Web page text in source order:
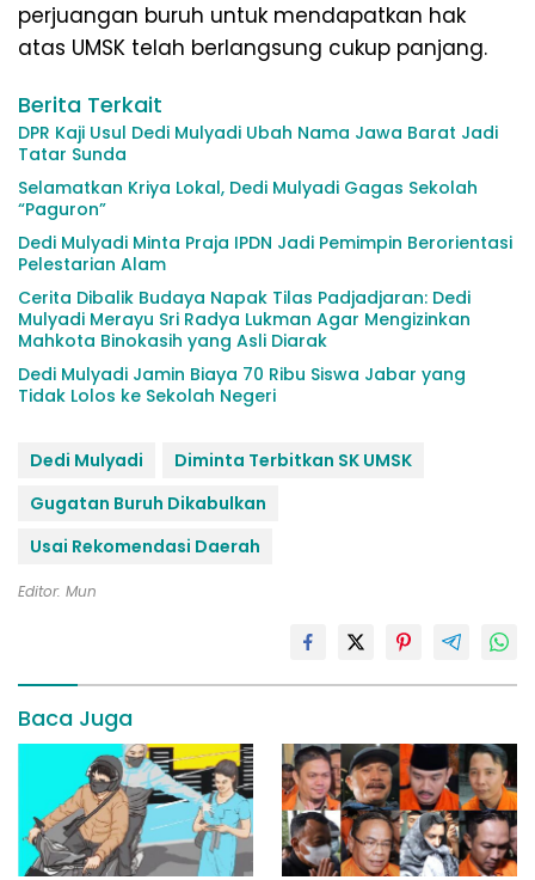
perjuangan buruh untuk mendapatkan hak
atas UMSK telah berlangsung cukup panjang.
Berita Terkait
DPR Kaji Usul Dedi Mulyadi Ubah Nama Jawa Barat Jadi
Tatar Sunda
Selamatkan Kriya Lokal, Dedi Mulyadi Gagas Sekolah
“Paguron”
Dedi Mulyadi Minta Praja IPDN Jadi Pemimpin Berorientasi
Pelestarian Alam
Cerita Dibalik Budaya Napak Tilas Padjadjaran: Dedi
Mulyadi Merayu Sri Radya Lukman Agar Mengizinkan
Mahkota Binokasih yang Asli Diarak
Dedi Mulyadi Jamin Biaya 70 Ribu Siswa Jabar yang
Tidak Lolos ke Sekolah Negeri
Dedi Mulyadi
Diminta Terbitkan SK UMSK
Gugatan Buruh Dikabulkan
Usai Rekomendasi Daerah
Editor: Mun
Baca Juga